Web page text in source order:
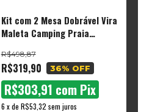
Kit com 2 Mesa Dobrável Vira
Maleta Camping Praia
Black Tools
R$319,90
R$498,87
36% OFF
6 xde R$53,32 sem juros
R$303,91 com Pix